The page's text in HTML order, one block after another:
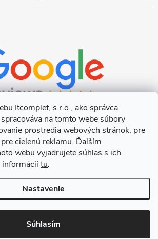
Itcomplet, s.r.o., ako správca
na tomto webe súbory
prostredia webových stránok, pre
cielenú reklamu. Ďalším
webu vyjadrujete súhlas s ich
informáciítu.
Nastavenie
Súhlasím
s.r.o.. Všetky práva vyhradené.Upraviť
nastavenie cookies